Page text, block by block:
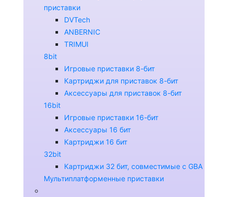
приставки
DVTech
ANBERNIC
TRIMUI
8bit
Игровые приставки 8-бит
Картриджи для приставок 8-бит
Аксессуары для приставок 8-бит
16bit
Игровые приставки 16-бит
Аксессуары 16 бит
Картриджи 16 бит
32bit
Картриджи 32 бит, совместимые с GBA
Мультиплатформенные приставки